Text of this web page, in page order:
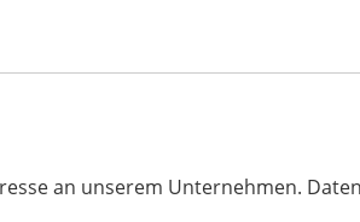
an unserem Unternehmen.